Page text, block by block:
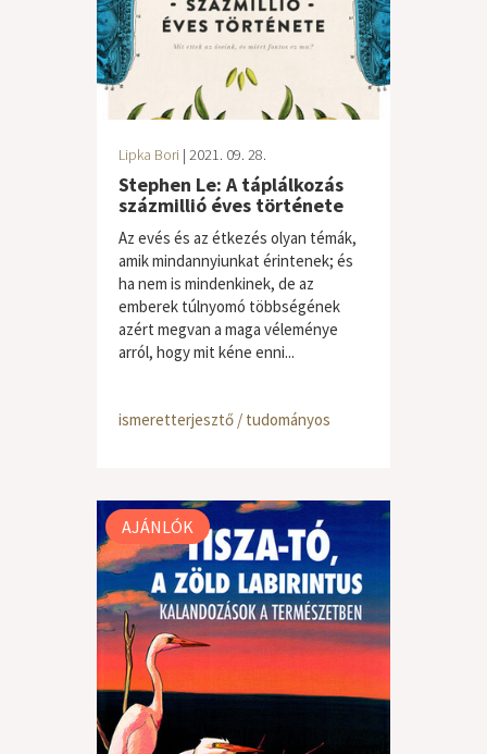
Lipka Bori | 2021. 09. 28.
Stephen Le: A táplálkozás
százmillió éves története
Az evés és az étkezés olyan témák,
amik mindannyiunkat érintenek; és
ha nem is mindenkinek, de az
emberek túlnyomó többségének
azért megvan a maga véleménye
arról, hogy mit kéne enni...
ismeretterjesztő / tudományos
AJÁNLÓK